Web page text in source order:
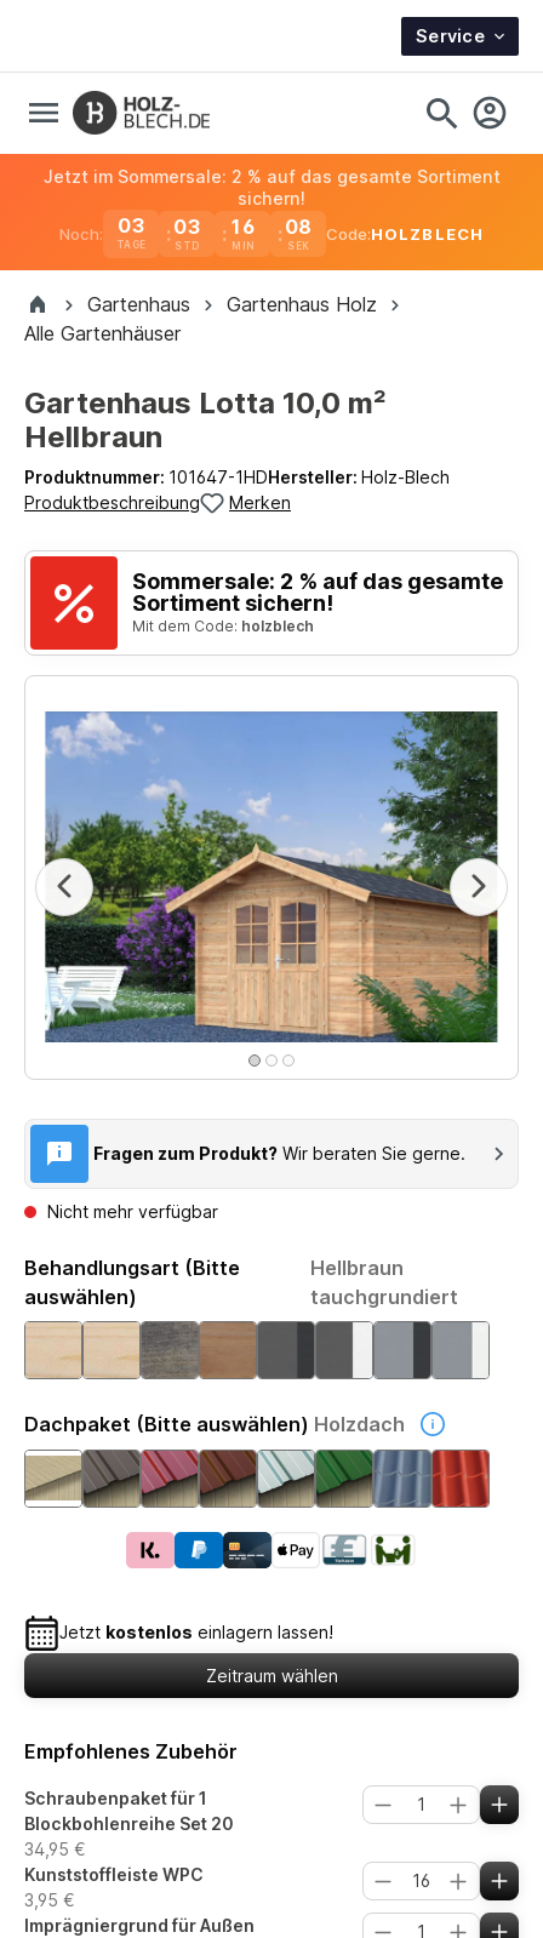
Service
Noch: 03
TAGE
03 16 07
Jetzt im Sommersale: 2 % auf das gesamte Sortiment
sichern!
Code:HOLZBLECH
Gartenhaus
Gartenhaus Holz
Alle Gartenhäuser
Gartenhaus Lotta 10,0 m²
Hellbraun
Produktnummer: 101647-1HDHersteller: Holz-Blech
Produktbeschreibung
Merken
Sommersale: 2 % auf das gesamte
Sortiment sichern!
Mit dem Code: holzblech
Fragen zum Produkt? Wir beraten Sie gerne.
Nicht mehr verfügbar
Behandlungsart (Bitte
auswählen)
Hellbraun
tauchgrundiert
Dachpaket (Bitte auswählen) Holzdach
Jetzt kostenlos einlagern lassen!
Zeitraum wählen
Empfohlenes Zubehör
Schraubenpaket für 1
Blockbohlenreihe Set 20
34,95 €
Kunststoffleiste WPC
3,95 €
Imprägniergrund für Außen